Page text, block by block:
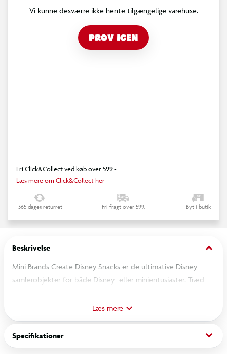
Vi kunne desværre ikke hente tilgængelige varehuse.
PRØV IGEN
Fri Click&Collect ved køb over 599,-
Læs mere om Click&Collect her
365 dages returret Fri fragt over 599,- Byt i butik
Beskrivelse keyboard_arrow_down
Mini Brands Create Disney Snacks er de ultimative Disney-
samlerobjekter for både Disney- eller minientusiaster. Træd
Snacks, hvor du kan bringe dine favoritter fra Disney til live i
den sødeste miniature snackform nogensinde! Disse mini-
samlerobjekter er en absolut nødvendighed for enhver
Disney- eller mini-elsker, der ønsker at tilføje lidt Disney-magi
Læs mere
Specifikationer keyboard_arrow_down